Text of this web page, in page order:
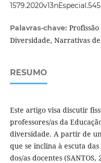
Palavras-chave:
Diversidade, Narrativas
RESUMO
Este artigo visa discutir
professores/as da
diversidade. A partir de
que se inclina à escuta
dos/as docentes